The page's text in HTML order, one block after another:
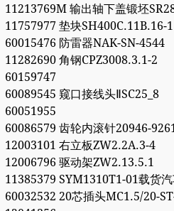
11213769M 输出轴下盖锻坯
11757977 垫块SH400C.11B.16-1
60015476 防雷器NAK-SN-4544
11282690 角钢CPZ3008.3.1-2
60159747
60089545 窥口接线头ⅡSC25_8
60051955
60086579 齿轮内滚针20946-
12003101 右立板ZW2.2A.3-4
12006796 驱动架ZW2.13.5.1
11385379 SYM1310T1-01载货
60032532 20芯插头MC1.5/20-